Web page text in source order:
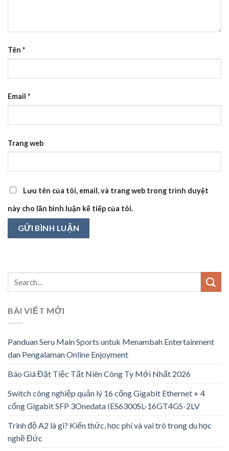
Tên *
Email *
Trang web
Lưu tên của tôi, email, và trang web trong trình duyệt
này cho lần bình luận kế tiếp của tôi.
BÀI VIẾT MỚI
Panduan Seru Main Sports untuk Menambah Entertainment
dan Pengalaman Online Enjoyment
Báo Giá Đặt Tiệc Tất Niên Công Ty Mới Nhất 2026
Switch công nghiệp quản lý 16 cổng Gigabit Ethernet + 4
cổng Gigabit SFP 3Onedata IES6300SL-16GT4GS-2LV
Trình độ A2 là gì? Kiến thức, học phí và vai trò trong du học
nghề Đức